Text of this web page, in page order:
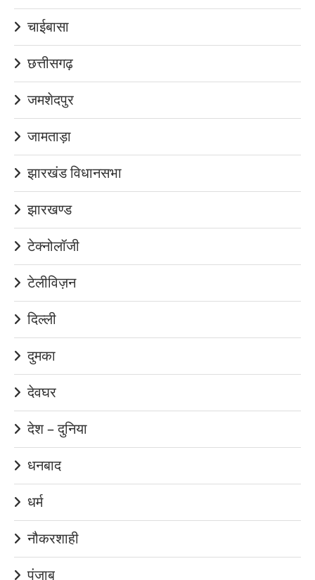
चाईबासा
छत्तीसगढ़
जमशेदपुर
जामताड़ा
झारखंड विधानसभा
झारखण्ड
टेक्नोलॉजी
टेलीविज़न
दिल्ली
दुमका
देवघर
देश – दुनिया
धनबाद
धर्म
नौकरशाही
पंजाब